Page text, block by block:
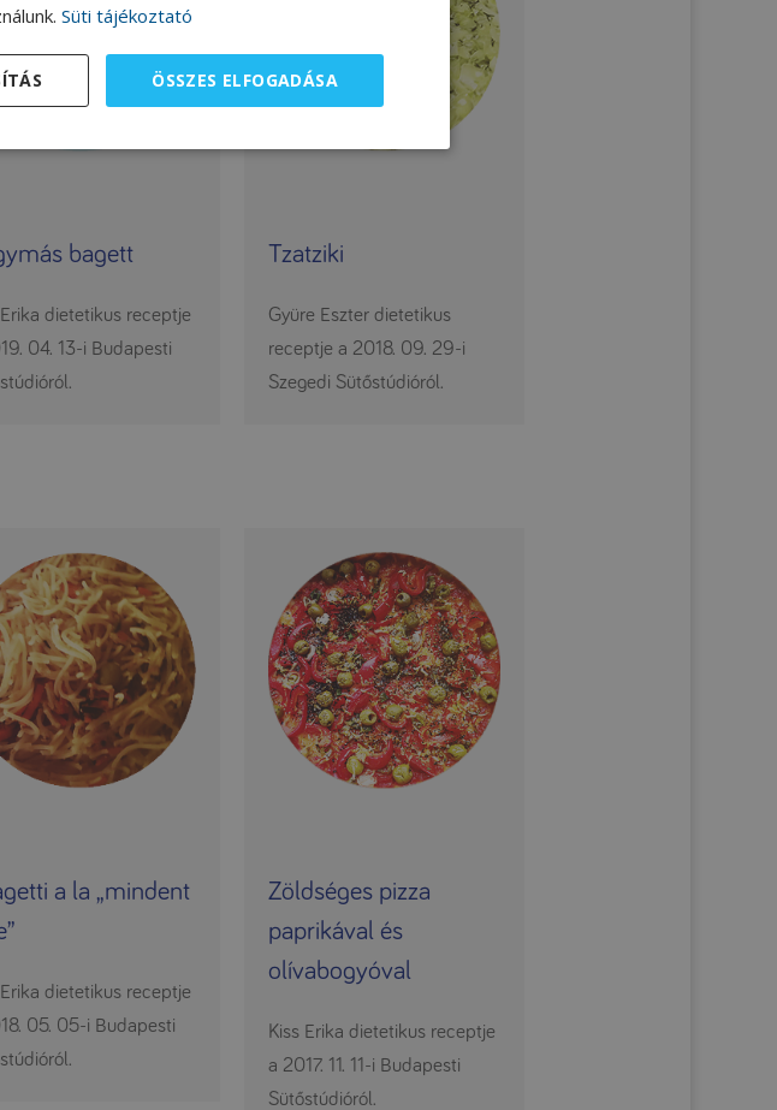
bagett
Erika dietetikus receptje
04. 13-i Budapesti
Tzatziki
Gyüre Eszter dietetikus
receptje a 2018. 09. 29-i
Szegedi Sütőstúdióról.
a la „mindent
Erika dietetikus receptje
05. 05-i Budapesti
Zöldséges pizza
paprikával és
olívabogyóval
Kiss Erika dietetikus receptje
a 2017. 11. 11-i Budapesti
Sütőstúdióról.
Süti tájékoztató
ÖSSZES ELFOGADÁSA